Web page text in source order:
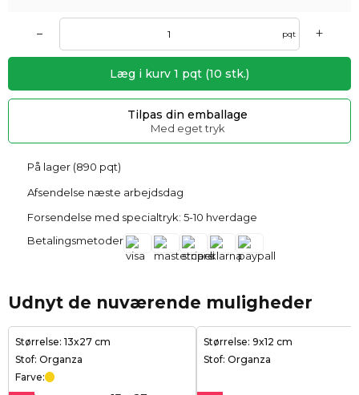
– pqt +
Læg i kurv 1 pqt (10 stk.)
Tilpas din emballage
Med eget tryk
På lager (890 pqt)
Afsendelse næste arbejdsdag
Forsendelse med specialtryk: 5-10 hverdage
Betalingsmetoder
Udnyt de nuværende muligheder
Størrelse: 13x27 cm
Stof: Organza
Farve:
Størrelse: 9x12 cm
Stof: Organza